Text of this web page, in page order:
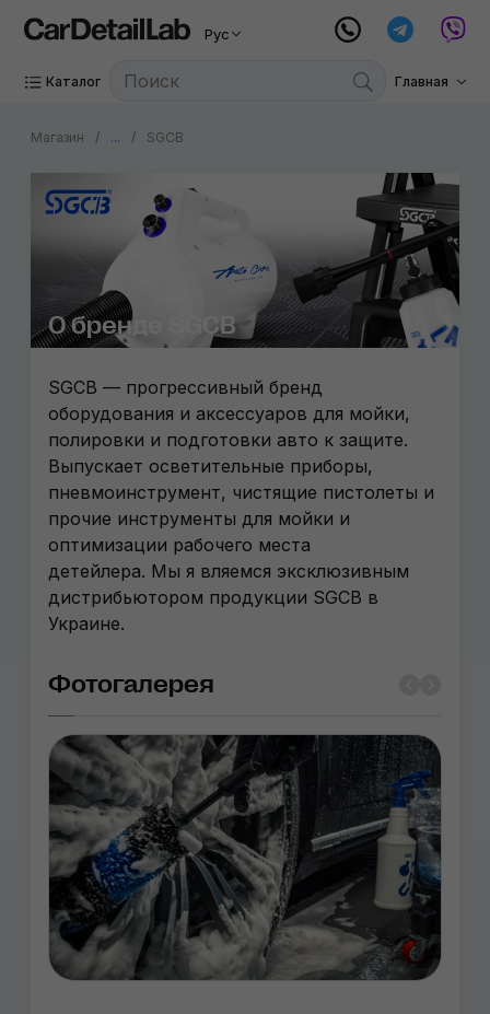
Рус
Каталог Главная
Магазин ... SGCB
О бренде SGCB
SGCB — прогрессивный бренд
оборудования и аксессуаров для мойки,
полировки и подготовки авто к защите.
Выпускает осветительные приборы,
пневмоинструмент, чистящие пистолеты и
прочие инструменты для мойки и
оптимизации рабочего места
детейлера. Мы я вляемся эксклюзивным
дистрибьютором продукции SGCB в
Украине.
Фотогалерея